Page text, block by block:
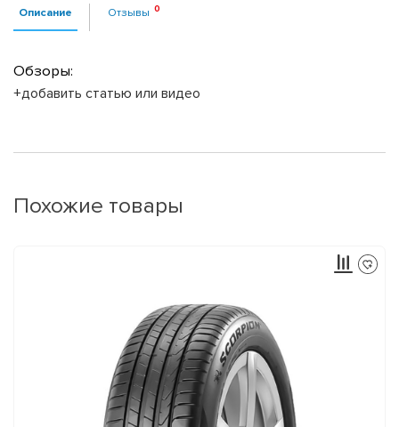
Описание Отзывы
Обзоры:
+добавить статью или видео
Похожие товары